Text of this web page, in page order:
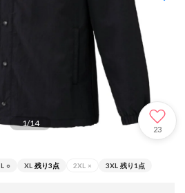
1/14
23
L ○ XL 残り3点 2XL × 3XL 残り1点